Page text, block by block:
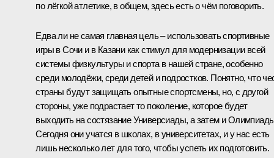
по лёгкой атлетике, в общем, здесь есть о чём поговорить.
Едва ли не самая главная цель – использовать спортивные
игры в Сочи и в Казани как стимул для модернизации всей
системы физкультуры и спорта в нашей стране, особенно
среди молодёжи, среди детей и подростков. Понятно, что
страны будут защищать опытные спортсмены, но, с другой
стороны, уже подрастает то поколение, которое будет
выходить на состязание Универсиады, а затем и
Сегодня они учатся в школах, в университетах, и у нас есть
лишь несколько лет для того, чтобы успеть их подготовить.